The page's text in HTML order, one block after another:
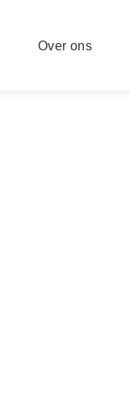
Over ons